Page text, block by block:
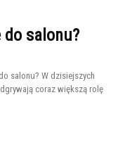
do salonu?
salonu? W dzisiejszych
coraz większą rolę